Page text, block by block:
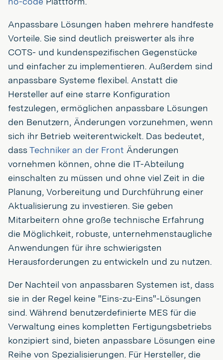
Anpassbare Lösungen haben mehrere handfeste
Vorteile. Sie sind deutlich preiswerter als ihre
COTS- und kundenspezifischen Gegenstücke
und einfacher zu implementieren. Außerdem sind
anpassbare Systeme flexibel. Anstatt die
Hersteller auf eine starre Konfiguration
festzulegen, ermöglichen anpassbare Lösungen
den Benutzern, Änderungen vorzunehmen, wenn
sich ihr Betrieb weiterentwickelt. Das bedeutet,
dassTechniker an der Front Änderungen
vornehmen können, ohne die IT-Abteilung
einschalten zu müssen und ohne viel Zeit in die
Planung, Vorbereitung und Durchführung einer
Aktualisierung zu investieren. Sie geben
Mitarbeitern ohne große technische Erfahrung
die Möglichkeit, robuste, unternehmenstaugliche
Anwendungen für ihre schwierigsten
Herausforderungen zu entwickeln und zu nutzen.
Der Nachteil von anpassbaren Systemen ist, dass
sie in der Regel keine "Eins-zu-Eins"-Lösungen
sind. Während benutzerdefinierte MES für die
Verwaltung eines kompletten Fertigungsbetriebs
konzipiert sind, bieten anpassbare Lösungen eine
Reihe von Spezialisierungen. Für Hersteller, die